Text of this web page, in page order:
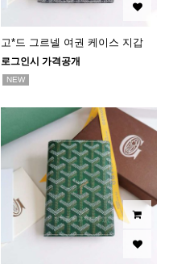
고*드 그르넬 여권 케이스 지갑
로그인시 가격공개
NEW